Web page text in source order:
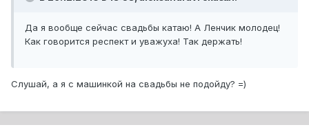
Да я вообще сейчас свадьбы катаю! А Ленчик молодец!
Как говорится респект и уважуха! Так держать!
Слушай, а я с машинкой на свадьбы не подойду? =)